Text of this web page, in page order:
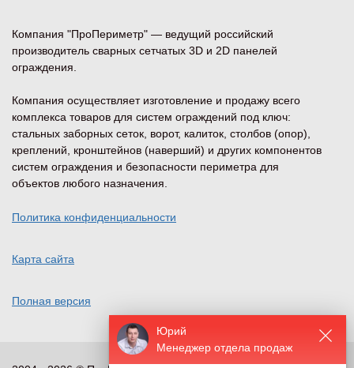
Юрий
Менеджер отдела продаж
Компания "ПроПериметр" — ведущий российский
производитель сварных сетчатых 3D и 2D панелей
ограждения.
Компания осуществляет изготовление и продажу всего
комплекса товаров для систем ограждений под ключ:
стальных заборных сеток, ворот, калиток, столбов (опор),
креплений, кронштейнов (наверший) и других компонентов
систем ограждения и безопасности периметра для
объектов любого назначения.
Политика конфиденциальности
Карта сайта
Полная версия